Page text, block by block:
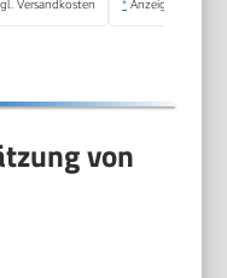
Versandkosten * Anzeige
von